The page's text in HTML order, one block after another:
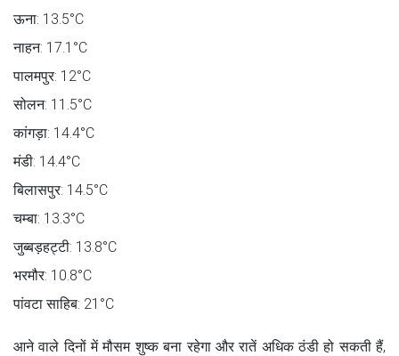
ऊना: 13.5°C
नाहन: 17.1°C
पालमपुर: 12°C
सोलन: 11.5°C
कांगड़ा: 14.4°C
मंडी: 14.4°C
बिलासपुर: 14.5°C
चम्बा: 13.3°C
जुब्बड़हट्टी: 13.8°C
भरमौर: 10.8°C
पांवटा साहिब: 21°C
आने वाले दिनों में मौसम शुष्क बना रहेगा और रातें अधिक ठंडी हो सकती हैं,